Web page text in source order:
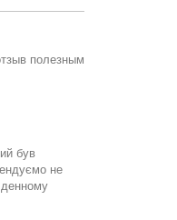
полезным
був
не
денному